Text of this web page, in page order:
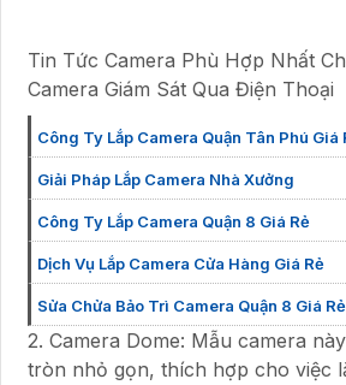
Tin Tức Camera Phù Hợp Nhất
Camera Giám Sát Qua Điện Thoại
Công Ty Lắp Camera Quận Tân Phú Giá
Giải Pháp Lắp Camera Nhà Xưởng
Công Ty Lắp Camera Quận 8 Giá Rẻ
Dịch Vụ Lắp Camera Cửa Hàng Giá Rẻ
Sửa Chửa Bảo Trì Camera Quận 8 Giá Rẻ
2. Camera Dome: Mẫu camera
tròn nhỏ gọn, thích hợp cho việc